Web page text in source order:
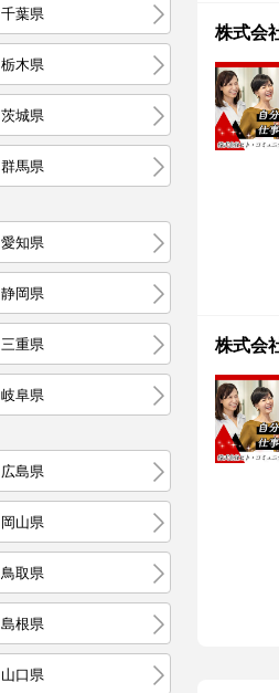
千葉県
栃木県
茨城県
群馬県
愛知県
静岡県
三重県
岐阜県
広島県
岡山県
鳥取県
島根県
山口県
株式会
株式会